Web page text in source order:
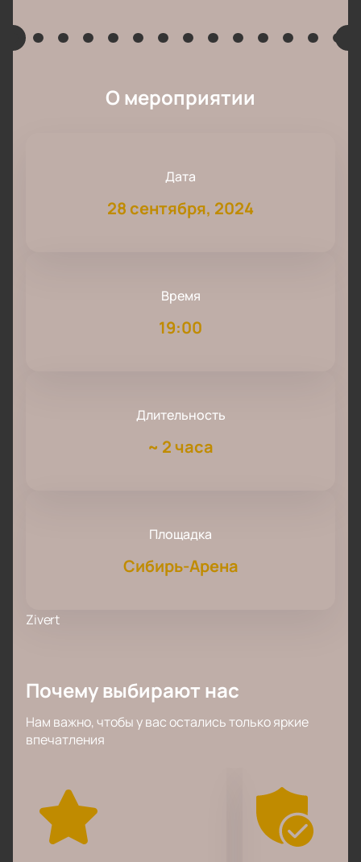
О мероприятии
Дата
28 сентября, 2024
Время
19:00
Длительность
~ 2 часа
Площадка
Сибирь-Арена
Zivert
Почему выбирают нас
Нам важно, чтобы у вас остались только яркие
впечатления